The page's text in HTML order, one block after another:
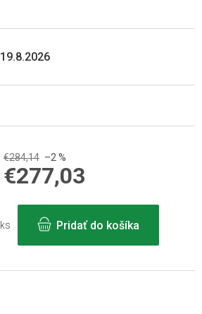
19.8.2026
€284,14 –2 %
€277,03
cena:
ks
Pridať do košíka